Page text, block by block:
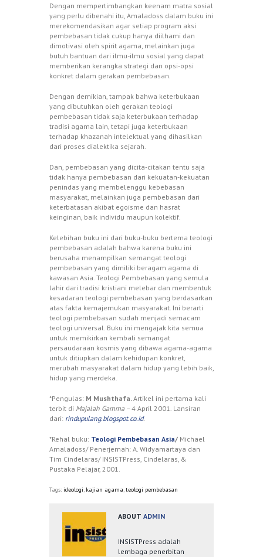
Dengan mempertimbangkan keenam matra sosial
yang perlu dibenahi itu, Amaladoss dalam buku ini
merekomendasikan agar setiap program aksi
pembebasan tidak cukup hanya diilhami dan
dimotivasi oleh spirit agama, melainkan juga
butuh bantuan dari ilmu-ilmu sosial yang dapat
memberikan kerangka strategi dan opsi-opsi
konkret dalam gerakan pembebasan.
Dengan demikian, tampak bahwa keterbukaan
yang dibutuhkan oleh gerakan teologi
pembebasan tidak saja keterbukaan terhadap
tradisi agama lain, tetapi juga keterbukaan
terhadap khazanah intelektual yang dihasilkan
dari proses dialektika sejarah.
Dan, pembebasan yang dicita-citakan tentu saja
tidak hanya pembebasan dari kekuatan-kekuatan
penindas yang membelenggu kebebasan
masyarakat, melainkan juga pembebasan dari
keterbatasan akibat egoisme dan hasrat
keinginan, baik individu maupun kolektif.
Kelebihan buku ini dari buku-buku bertema teologi
pembebasan adalah bahwa karena buku ini
berusaha menampilkan semangat teologi
pembebasan yang dimiliki beragam agama di
kawasan Asia. Teologi Pembebasan yang semula
lahir dari tradisi kristiani melebar dan membentuk
kesadaran teologi pembebasan yang berdasarkan
atas fakta kemajemukan masyarakat. Ini berarti
teologi pembebasan sudah menjadi semacam
teologi universal. Buku ini mengajak kita semua
untuk memikirkan kembali semangat
persaudaraan kosmis yang dibawa agama-agama
untuk ditiupkan dalam kehidupan konkret,
merubah masyarakat dalam hidup yang lebih baik,
hidup yang merdeka.
*Pengulas: M Mushthafa. Artikel ini pertama kali
terbit di Majalah Gamma –4 April 2001. Lansiran
dari: rindupulang.blogspot.co.id.
*Rehal buku: Teologi Pembebasan Asia/ Michael
Amaladoss/ Penerjemah: A. Widyamartaya dan
Tim Cindelaras/ INSISTPress, Cindelaras, &
Pustaka Pelajar, 2001.
Tags: ideologi, kajian agama,teologi pembebasan
ABOUTADMIN
INSISTPress adalah
lembaga penerbitan